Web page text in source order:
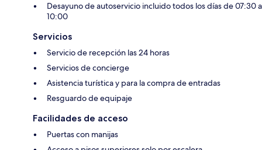
Desayuno de autoservicio incluido todos los días de 07:30 a
10:00
Servicios
Servicio de recepción las 24 horas
Servicios de concierge
Asistencia turística y para la compra de entradas
Resguardo de equipaje
Facilidades de acceso
Puertas con manijas